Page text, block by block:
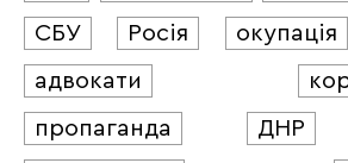
СБУ
Росія окупація
адвокати
пропаганда
ДНР